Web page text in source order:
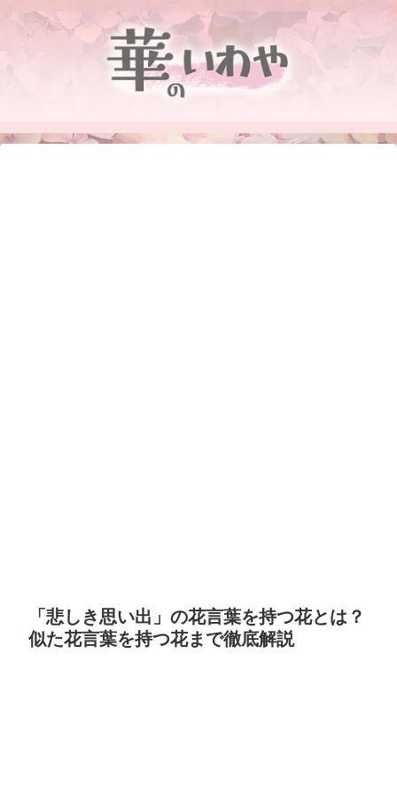
「悲しき思い出」の花言葉を持つ花とは？
似た花言葉を持つ花まで徹底解説